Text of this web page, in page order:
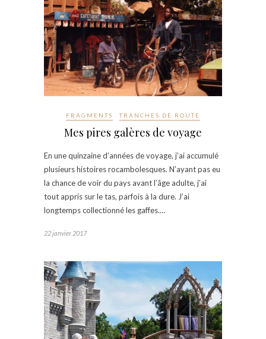
FRAGMENTS TRANCHES DE ROUTE
Mes pires galères de voyage
En une quinzaine d’années de voyage, j’ai accumulé
plusieurs histoires rocambolesques. N’ayant pas eu
la chance de voir du pays avant l’âge adulte, j’ai
tout appris sur le tas, parfois à la dure. J’ai
longtemps collectionné les gaffes.…
22 janvier 2017